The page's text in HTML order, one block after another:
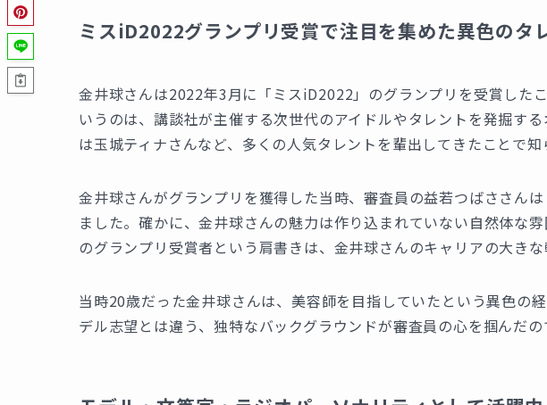
ミスiD2022グランプリ受賞で注目を集めた異色のタ
金井球さんは2022年3月に「ミスiD2022」のグランプリを受賞した
いうのは、講談社が主催する次世代のアイドルやタレントを発掘す
は玉城ティナさんなど、多くの人気タレントを輩出してきたことで知
金井球さんがグランプリを獲得した当時、審査員の益若つばささん
ました。確かに、金井球さんの魅力は作り込まれていない自然体な
のグランプリ受賞者という肩書きは、金井球さんのキャリアの大きな
当時20歳だった金井球さんは、美容師を目指していたという異色の
デル志望とは違う、独特なバックグラウンドが審査員の心を掴んだの